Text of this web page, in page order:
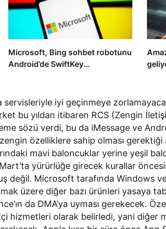
Microsoft, Bing sohbet robotunu
Android’de SwiftKey
servisleriyle iyi geçinmeye
bu yıldan itibaren RCS (Zengin
sözü verdi, bu da iMessage ve
özelliklere sahip olması gerektiği
mavi baloncuklar yerine yeşil
yürürlüğe girecek kurallar
değil. Microsoft tarafında Windows
üzere diğer bazı ürünleri yasaya
da DMA’ya uyması gerekecek.
hizmetleri olarak belirledi, yani diğer